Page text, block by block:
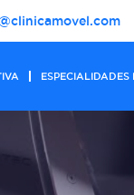
ESPECIALIDADES